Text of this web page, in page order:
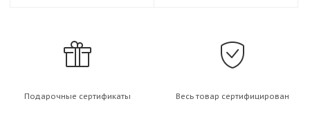
Подарочные сертификаты Весь товар сертифицирован